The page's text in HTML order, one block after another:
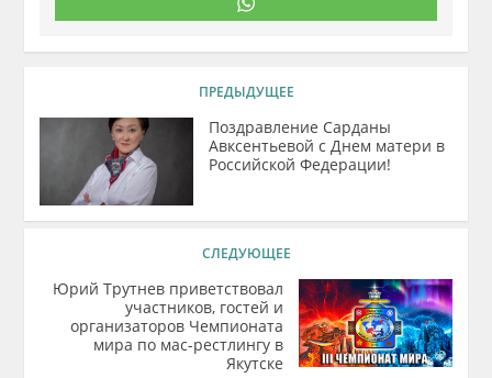
ПРЕДЫДУЩЕЕ
Поздравление Сарданы
Авксентьевой с Днем матери в
Российской Федерации!
СЛЕДУЮЩЕЕ
Юрий Трутнев приветствовал
участников, гостей и
организаторов Чемпионата
мира по мас-рестлингу в
Якутске